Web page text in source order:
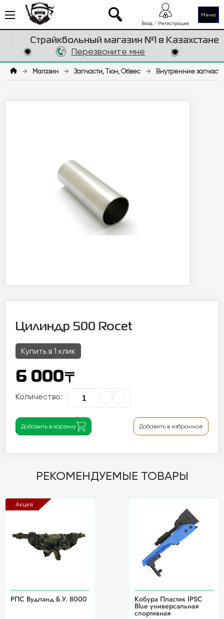
Меню
Страйкбольный магазин №1 в Казахстане
Вход / Регистрация
Перезвоните мне
→ Магазин → Запчасти, Тюн, Обвес → Внутренние запчасти
Цилиндр 500 Rocet
Купить в 1 клик
6 000〒
Количество:
Добавить в корзину Добавить в избранное
РЕКОМЕНДУЕМЫЕ ТОВАРЫ
РПС Вудланд Б.У. 8000
Акция
Кобура Пластик IPSC
Blue универсальная
спортивная